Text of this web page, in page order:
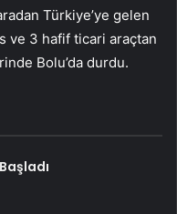
Türkiye’ye gelen
ve 3 hafif ticari araçtan
Bolu’da durdu.